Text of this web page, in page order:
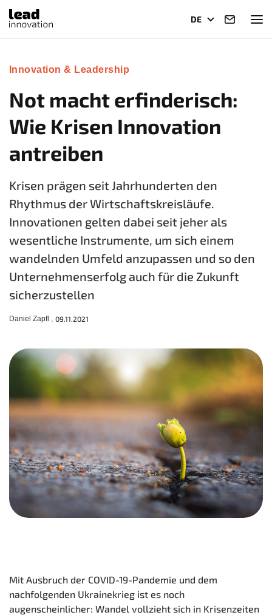
DE
Innovation & Leadership
Not macht erfinderisch:
Wie Krisen Innovation
antreiben
Krisen prägen seit Jahrhunderten den
Rhythmus der Wirtschaftskreisläufe.
Innovationen gelten dabei seit jeher als
wesentliche Instrumente, um sich einem
wandelnden Umfeld anzupassen und so den
Unternehmenserfolg auch für die Zukunft
sicherzustellen
Daniel Zapfl , 09.11.2021
Mit Ausbruch der COVID-19-Pandemie und dem
nachfolgenden Ukrainekrieg ist es noch
augenscheinlicher: Wandel vollzieht sich in Krisenzeiten